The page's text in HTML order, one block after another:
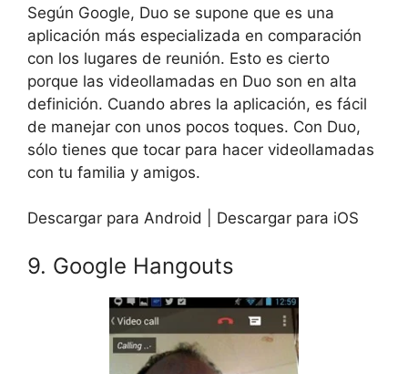
Según Google, Duo se supone que es una
aplicación más especializada en comparación
con los lugares de reunión. Esto es cierto
porque las videollamadas en Duo son en alta
definición. Cuando abres la aplicación, es fácil
de manejar con unos pocos toques. Con Duo,
sólo tienes que tocar para hacer videollamadas
con tu familia y amigos.
Descargar para Android | Descargar para iOS
9. Google Hangouts